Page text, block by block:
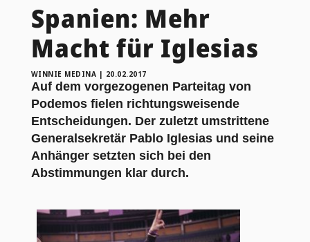
Spanien: Mehr
Macht für Iglesias
WINNIE MEDINA | 20.02.2017
Auf dem vorgezogenen Parteitag von
Podemos fielen richtungsweisende
Entscheidungen. Der zuletzt umstrittene
Generalsekretär Pablo Iglesias und seine
Anhänger setzten sich bei den
Abstimmungen klar durch.